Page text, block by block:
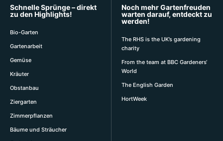
Schnelle Sprünge – direkt
zu den Highlights!
Bio-Garten
Gartenarbeit
Gemüse
Kräuter
Obstanbau
Ziergarten
Zimmerpflanzen
Bäume und Sträucher
Noch mehr Gartenfreuden
warten darauf, entdeckt zu
werden!
The RHS is the UK’s gardening
charity
From the team at BBC Gardeners‘
World
The English Garden
HortWeek